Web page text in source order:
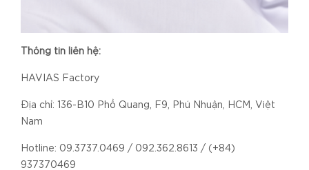
Thông tin liên hệ:
HAVIAS Factory
Địa chỉ: 136-B10 Phổ Quang, F9, Phú Nhuận, HCM, Việt
Nam
Hotline: 09.3737.0469 / 092.362.8613 / (+84)
937370469